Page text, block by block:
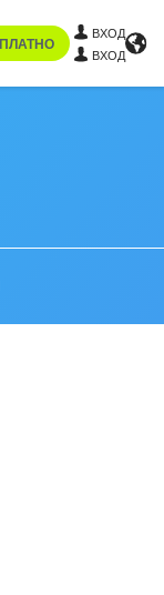
ВХОД
ВХОД